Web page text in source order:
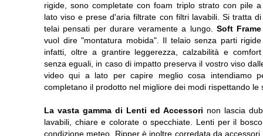
rigide, sono completate con foam triplo strato con pile a
lato viso e prese d'aria filtrate con filtri lavabili. Si tratta di
telai pensati per durare veramente a lungo. Soft Frame
vuol dire "montatura mobida". Il telaio senza parti rigide
infatti, oltre a grantire leggerezza, calzabilità e comfort
senza eguali, in caso di impatto preserva il vostro viso
video qui a lato per capire meglio cosa intendiamo
completano il prodotto nel migliore dei modi rispettando
La vasta gamma di Lenti ed Accessori non lascia
lavabili, chiare e colorate o specchiate. Lenti per il
condizione meteo. Ripper è inoltre corredata da